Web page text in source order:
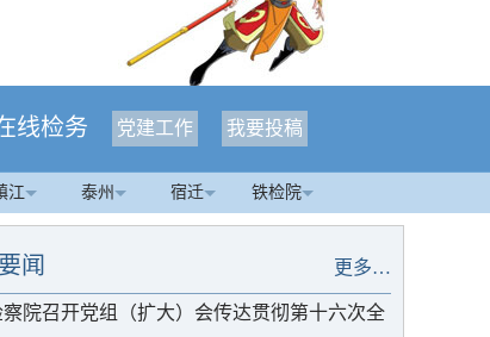
线检务 党建工作 我要投稿
江 泰州 宿迁 铁检院
更多…
闻
院召开党组（扩大）会传达贯彻第十六次全